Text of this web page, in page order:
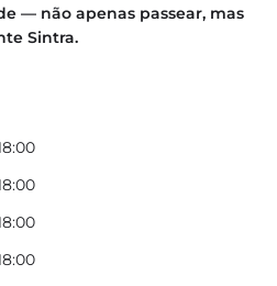
— não apenas passear, mas
Sintra.